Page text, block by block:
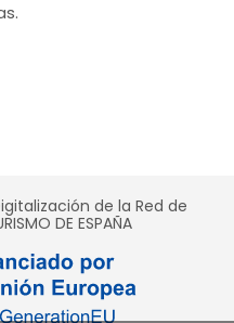
de la Red de
DE ESPAÑA